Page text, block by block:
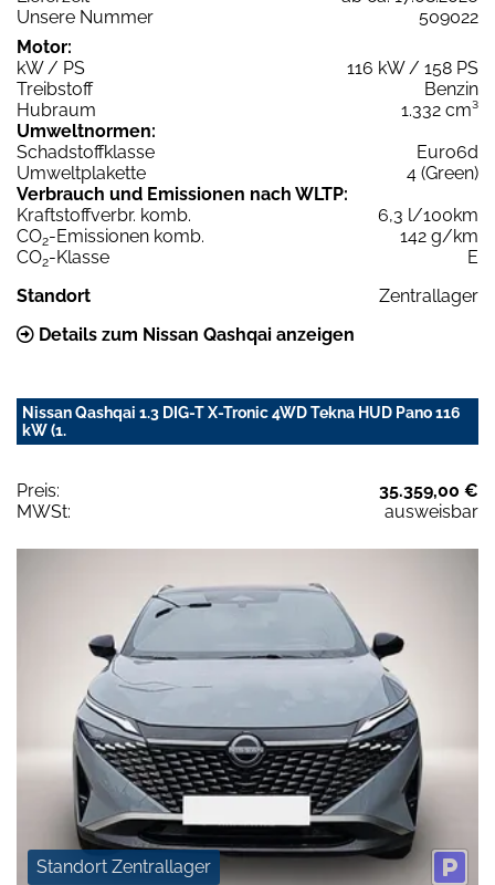
Unsere Nummer
509022
Motor:
kW / PS
116 kW / 158 PS
Treibstoff
Benzin
Hubraum
1.332 cm³
Umweltnormen:
Schadstoffklasse
Euro6d
Umweltplakette
4 (Green)
Verbrauch und Emissionen nach WLTP:
Kraftstoffverbr. komb.
6,3 l/100km
CO2-Emissionen komb.
142 g/km
CO2-Klasse
E
Standort
Zentrallager
Details zum Nissan Qashqai anzeigen
Nissan Qashqai 1.3 DIG-T X-Tronic 4WD Tekna HUD Pano 116
kW (1.
Preis:
35.359,00 €
MWSt:
ausweisbar
Standort Zentrallager